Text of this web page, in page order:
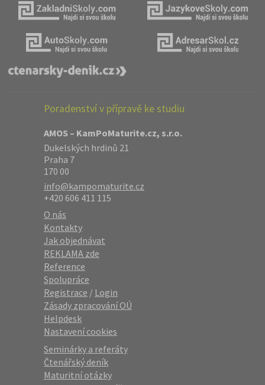
Poradenství v přípravě ke studiu
AMOS – KamPoMaturite.cz, s.r.o.
Dukelských hrdinů 21
Praha 7
170 00
info@kampomaturite.cz
+420 606 411 115
O nás
Kontakty
Jak objednávat
REKLAMA zde
Reference
Spolupráce
Registrace / Login
Zásady zpracování OÚ
Helpdesk
Nastavení cookies
Seminárky a referáty
Čtenářský deník
Maturitní otázky